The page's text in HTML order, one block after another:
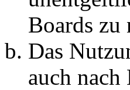
Boards zu
Das
auch nach